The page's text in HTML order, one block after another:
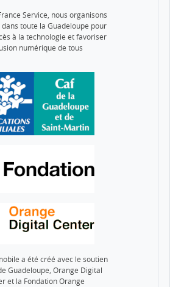
Service, nous organisons
toute la Guadeloupe pour
à la technologie et favoriser
numérique de tous
a été créé avec le soutien
Guadeloupe, Orange Digital
et la Fondation Orange